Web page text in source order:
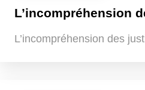
L’incompréhension
L’incompréhension des